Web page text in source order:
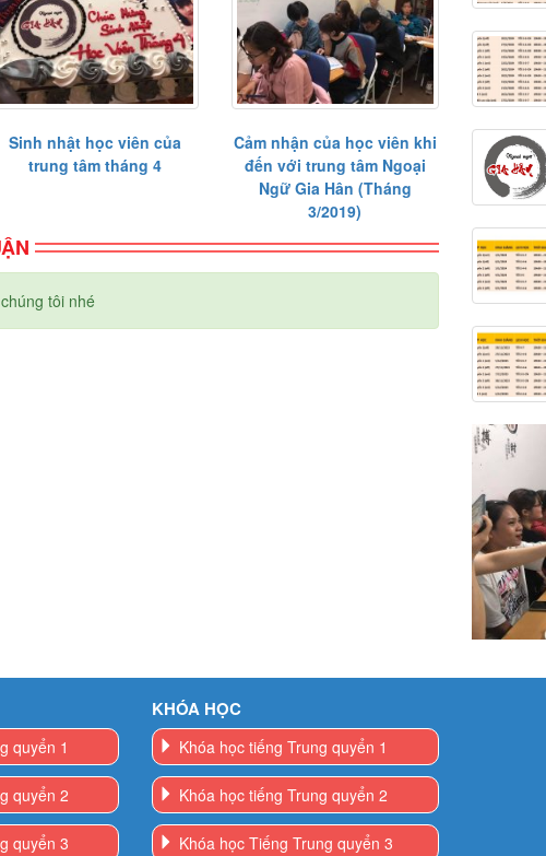
Sinh nhật học viên của
trung tâm tháng 4
Cảm nhận của học viên khi
đến với trung tâm Ngoại
Ngữ Gia Hân (Tháng
3/2019)
tôi nhé
quyển 1
quyển 2
quyển 3
KHÓA HỌC
Khóa học tiếng Trung quyển 1
Khóa học tiếng Trung quyển 2
Khóa học Tiếng Trung quyển 3